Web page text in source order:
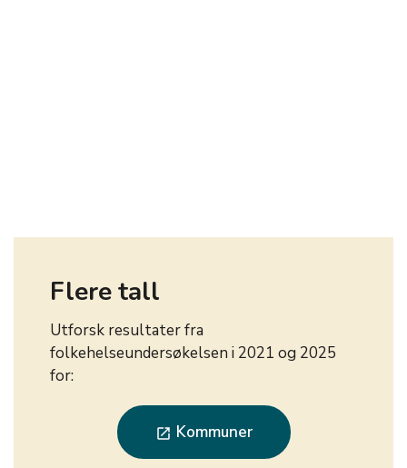
Flere tall
Utforsk resultater fra
folkehelseundersøkelsen i 2021 og 2025
for:
launch Kommuner